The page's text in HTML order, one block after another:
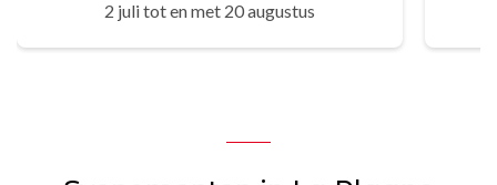
2 juli tot en met 20 augustus